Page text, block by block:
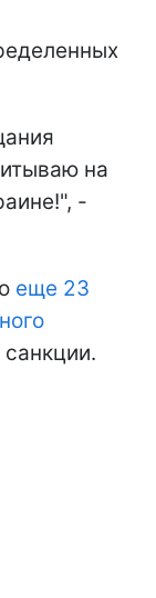
на
-
еще 23